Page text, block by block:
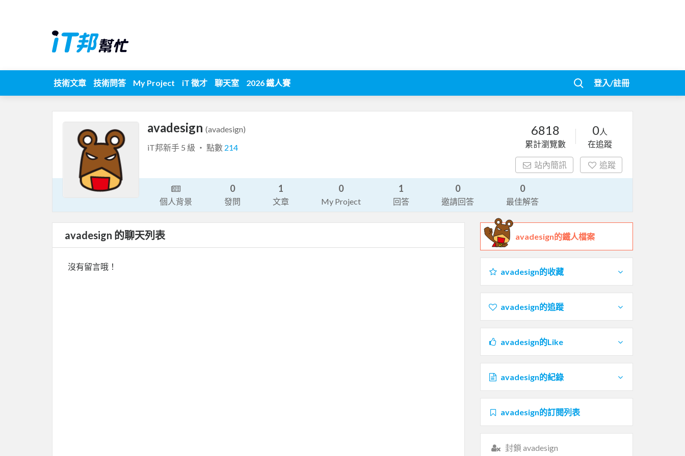
技術文章 技術問答 My Project iT 徵才 聊天室 2026 鐵人賽 登入/註冊
avadesign (avadesign)
iT邦新手 5 級 ‧ 點數 214
6818
累計瀏覽數
0人
在追蹤
站內簡訊 追蹤
個人背景
0
發問
1
文章
0
My Project
1
回答
0
邀請回答
0
最佳解答
avadesign 的聊天列表
沒有留言哦！
avadesign的鐵人檔案
avadesign的收藏
avadesign的追蹤
avadesign的Like
avadesign的紀錄
avadesign的訂閱列表
封鎖 avadesign